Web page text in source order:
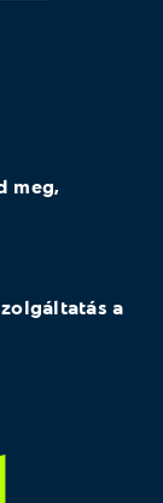
meg,
a